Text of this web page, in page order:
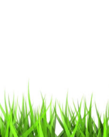
MOC
MOC